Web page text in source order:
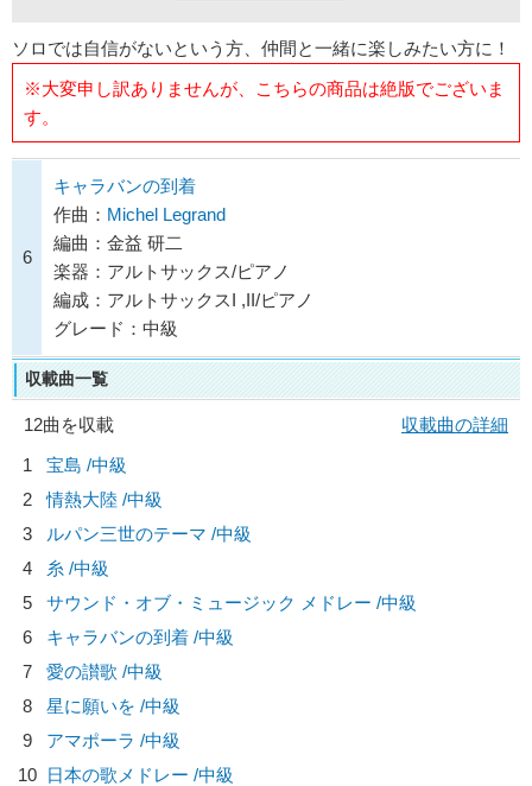
ソロでは自信がないという方、仲間と一緒に楽しみたい方に！
※大変申し訳ありませんが、こちらの商品は絶版でございま
す。
6
キャラバンの到着
作曲： Michel Legrand
編曲：金益 研二
楽器：アルトサックス/ピアノ
編成：アルトサックスI ,II/ピアノ
グレード：中級
収載曲一覧
12曲を収載
収載曲の詳細
1
宝島 /中級
2
情熱大陸 /中級
3
ルパン三世のテーマ /中級
4
糸 /中級
5
サウンド・オブ・ミュージック メドレー /中級
6
キャラバンの到着 /中級
7
愛の讃歌 /中級
8
星に願いを /中級
9
アマポーラ /中級
10 日本の歌メドレー /中級